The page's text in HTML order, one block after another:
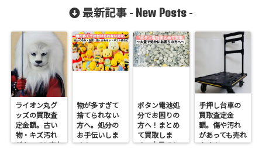
最新記事 - New Posts -
ライオン丸グ
ッズの買取査
定金額。古い
物・キズ汚れ
があっても売れ
物が多すぎて
捨てられない
方へ。処分の
お手伝いしま
す！
ボタン電池処
分でお困りの
方へ！まとめ
て買取しま
す。大量でも
手押し台車の
買取査定金
額。傷や汚れ
があっても売れ
ます！